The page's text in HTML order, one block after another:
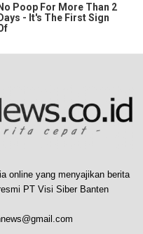
Poop For More Than 2
- It's The First Sign
online yang menyajikan berita
PT Visi Siber Banten